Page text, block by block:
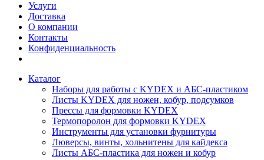
Услуги
Доставка
О компании
Контакты
Конфиденциальность
Каталог
Наборы для работы с KYDEX и АБС-пластиком
Листы KYDEX для ножен, кобур, подсумков
Прессы для формовки KYDEX
Термопоролон для формовки KYDEX
Инструменты для установки фурнитуры
Люверсы, винты, хольнитены для кайдекса
Листы АБС-пластика для ножен и кобур